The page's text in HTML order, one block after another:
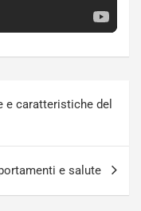
e caratteristiche del
e salute